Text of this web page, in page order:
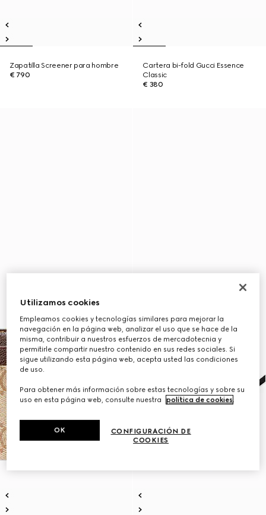
Zapatilla Screener para hombre
€ 790
Cartera bi-fold Gucci Essence
Classic
€ 380
Utilizamos cookies
Empleamos cookies y tecnologías similares para mejorar la
navegación en la página web, analizar el uso que se hace de la
misma, contribuir a nuestros esfuerzos de mercadotecnia y
permitirle compartir nuestro contenido en sus redes sociales. Si
sigue utilizando esta página web, acepta usted las condiciones
de uso.
Para obtener más información sobre estas tecnologías y sobre su
uso en esta página web, consulte nuestra
política de cookies.
CONFIGURACIÓN DE
COOKIES
OK